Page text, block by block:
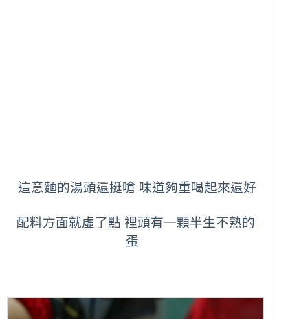
這意麵的湯頭還挺嗆 味道夠重喝起來還好
配料方面就虛了點 裡頭有一顆半生不熟的
蛋